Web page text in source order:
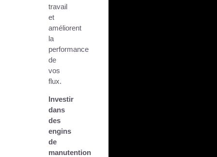
travail
et
améliorent
la
performance
de
vos
flux.
Investir
dans
des
engins
de
manutention